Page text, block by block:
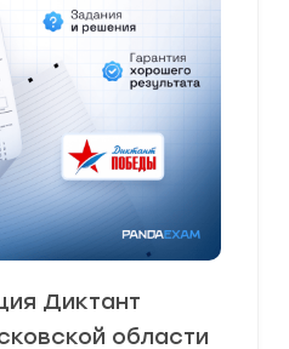
Диктант
области